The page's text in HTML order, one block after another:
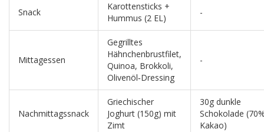
Snack
Karottensticks +
Hummus (2 EL)
-
Mittagessen
Gegrilltes
Hähnchenbrustfilet,
Quinoa, Brokkoli,
Olivenöl‑Dressing
-
Nachmittagssnack
Griechischer
Joghurt (150g) mit
Zimt
30g dunkle
Schokolade
Kakao)